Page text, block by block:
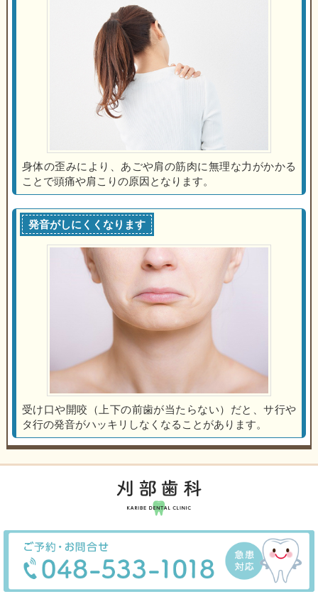
身体の歪みにより、あごや肩の筋肉に無理な力がかかる
ことで頭痛や肩こりの原因となります。
発音がしにくくなります
受け口や開咬（上下の前歯が当たらない）だと、サ行や
タ行の発音がハッキリしなくなることがあります。